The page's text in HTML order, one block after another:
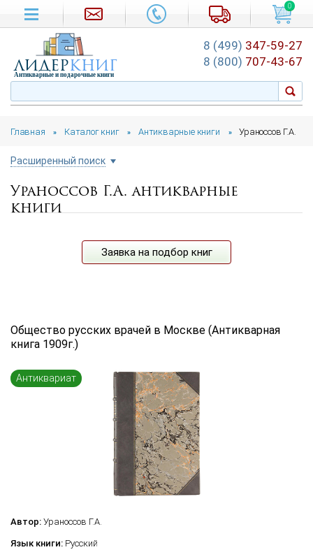
Главная » Каталог книг » Антикварные книги » Ураноссов Г.А.
Расширенный поиск
Цена руб.
от
до
Язык книги
...
Переплет
...
по году издания
по дате поступления (новинки)
Ураноссов Г.А. антикварные
книги
Заявка на подбор книг
Общество русских врачей в Москве (Антикварная
книга 1909г.)
Антиквариат
Автор: Ураноссов Г.А.
Язык книги: Русский
0
лидеркниг
Антикварные и подарочные книги
8 (499) 347-59-27
8 (800) 707-43-67